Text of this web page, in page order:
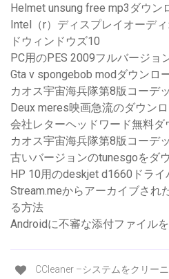
Helmet unsung free mp3ダウン
Intel（r）ディスプレイオーデ
ドウィンドウズ10
PC用のPES 2009フルバージョ
Gta v spongebob modダウンロ
カオス宇宙海兵隊第8版コーデ
Deux meres映画急流のダウン
会社レターヘッドワード無料ダ
カオス宇宙海兵隊第8版コーデ
古いバージョンのtunesgoをダ
HP 10用のdeskjet d1660ドラ
Stream.meからアーカイブされ
る方法
Androidに不審な添付ファイル
CCleaner –システムをクリー